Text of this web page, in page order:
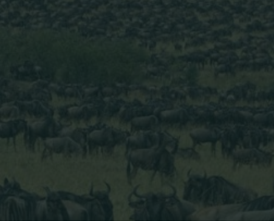
uno de esos espectáculos de la naturaleza que
la vida. Ocurre cada año, en África oriental, con
tener clara desde el principio:
. No es un festival con
natural marcado por las lluvias, los pastos y el
para ver la gran migración del Serengeti,
sino
dónde estar en cada momento del
clara, mes a mes, para saber cuándo es la gran
conviene elegir y cómo planificar un